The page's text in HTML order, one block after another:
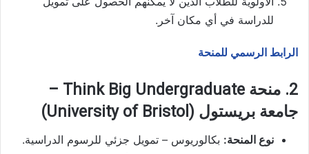
للدراسة في أي مكان آخر.
الرابط الرسمي للمنحة
2. منحة Think Big Undergraduate –
جامعة بريستول (University of Bristol)
نوع المنحة: بكالوريوس – تمويل جزئي للرسوم الدراسية.